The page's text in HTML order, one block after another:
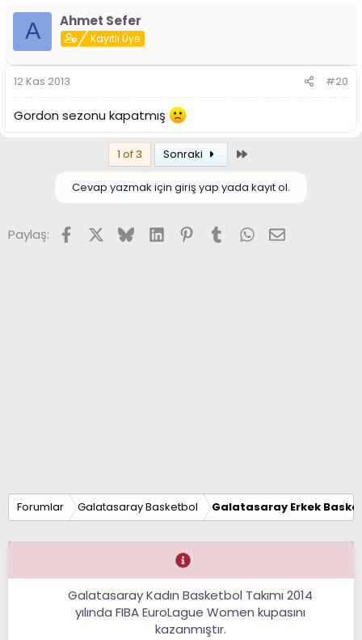
A Ahmet Sefer
Kayıtlı Üye
12 Kas 2013 #20
Gordon sezonu kapatmış
1 of 3 Sonraki
Cevap yazmak için giriş yap yada kayıt ol.
Paylaş: FacebookX (Twitter)
BlueskyLinkedInPinterest
TumblrWhatsApp
E-posta
Forumlar Galatasaray Basketbol Galatasaray Erkek
Galatasaray Kadın Basketbol Takımı 2014
yılında FIBA EuroLague Women kupasını
kazanmıştır.